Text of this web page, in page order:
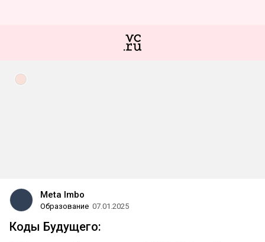
Meta Imbo
Образование 07.01.2025
Коды Будущего: